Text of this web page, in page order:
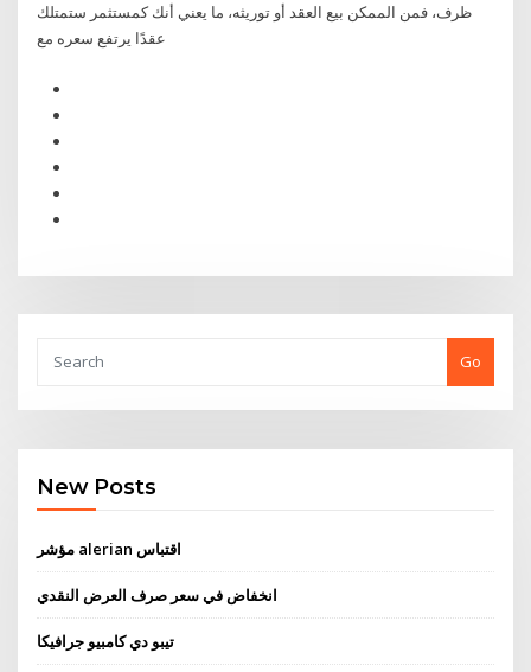
ظرف، فمن الممكن بيع العقد أو توريثه، ما يعني أنك كمستثمر ستمتلك
عقدًا يرتفع سعره مع
Go
New Posts
مؤشر alerian اقتباس
انخفاض في سعر صرف العرض النقدي
تيبو دي كامبيو جرافيكا